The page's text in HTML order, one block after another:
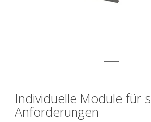
Individuelle Module für
Anforderungen